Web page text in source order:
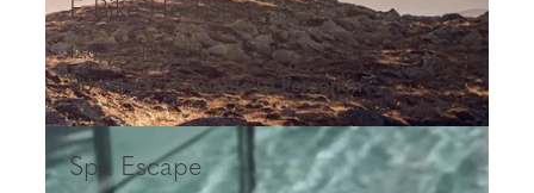
E-Bike Herbstwoche
12.09. - 01.11.2026
ab € 1.850 | 7 Nächte | 2 Personen
Spa Escape
Spa Escape